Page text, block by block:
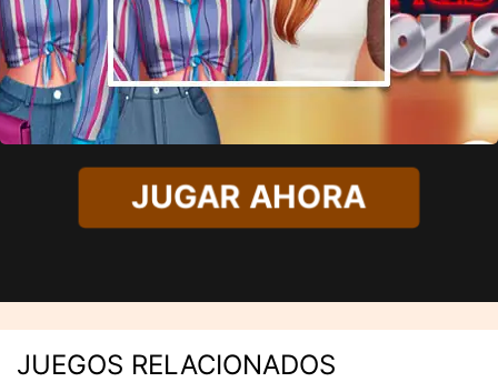
JUGAR AHORA
JUEGOS RELACIONADOS